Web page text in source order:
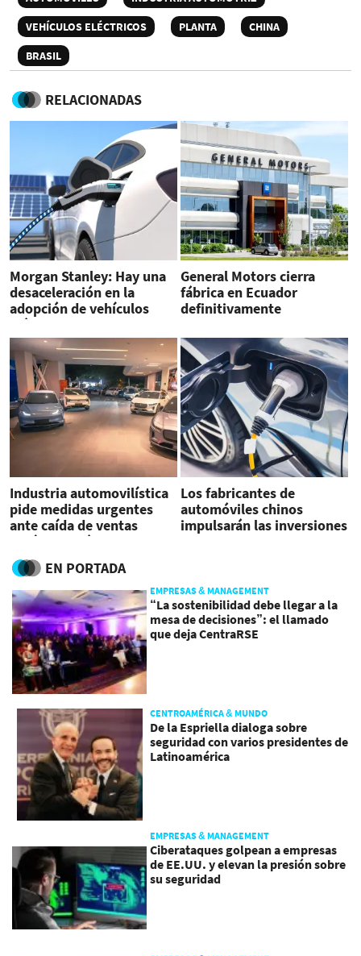
VEHÍCULOS ELÉCTRICOS
PLANTA
CHINA
BRASIL
RELACIONADAS
Morgan Stanley: Hay una
desaceleración en la
adopción de vehículos
eléctricos
General Motors cierra
fábrica en Ecuador
definitivamente
Industria automovilística
pide medidas urgentes
ante caída de ventas
vehículos eléctricos
Los fabricantes de
automóviles chinos
impulsarán las inversiones
EN PORTADA
EMPRESAS & MANAGEMENT
“La sostenibilidad debe llegar a la
mesa de decisiones”: el llamado
que deja CentraRSE
CENTROAMÉRICA & MUNDO
De la Espriella dialoga sobre
seguridad con varios presidentes de
Latinoamérica
EMPRESAS & MANAGEMENT
Ciberataques golpean a empresas
de EE.UU. y elevan la presión sobre
su seguridad